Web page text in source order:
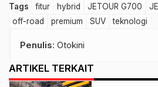
Tags fitur hybrid JETOUR G700
off-road
premium SUV teknologi
Penulis: Otokini
ARTIKEL TERKAIT